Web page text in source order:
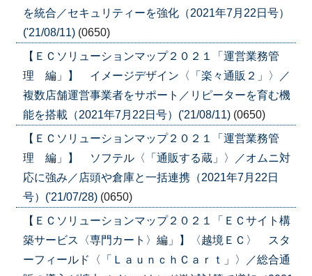
を統合／セキュリティーを強化（2021年7月22日号）
('21/08/11) (0650)
【ＥＣソリューションマップ２０２１「運営業務管
理 編」】 イメージデザイン〈「楽々通販２」〉／
複数店舗運営事業者をサポート／リピーターを育む機
能を搭載（2021年7月22日号）('21/08/11) (0650)
【ＥＣソリューションマップ２０２１「運営業務管
理 編」】 ソフテル〈「通販する蔵」〉／オムニ対
応に強み／店頭や倉庫と一括連携（2021年7月22日
号）('21/07/28) (0650)
【ＥＣソリューションマップ２０２１「ＥＣサイト構
築サービス〈専門カート〉編」】〈越境ＥＣ〉 スタ
ーフィールド〈「ＬａｕｎｃｈＣａｒｔ」〉／総合通